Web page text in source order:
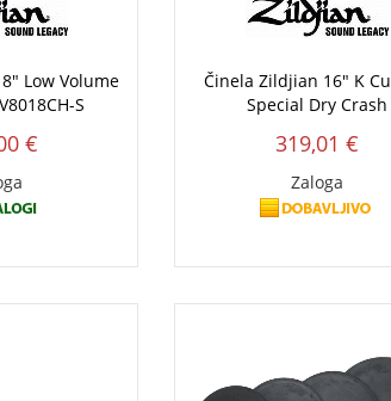
Low Volume
S
€
Činela Zildjian 16" K
Special Dry Crash
319,01 €
Zaloga